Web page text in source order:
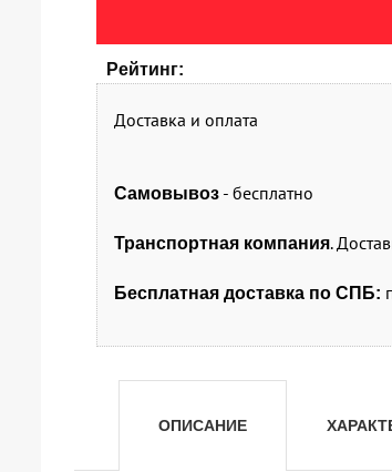
Рейтинг:
Доставка и оплата
Самовывоз - бесплатно
Транспортная компания.
Бесплатная доставка по СПБ:
ОПИСАНИЕ